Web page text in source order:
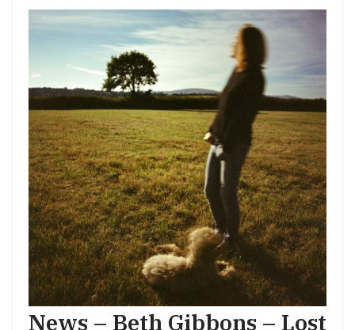
News – Beth Gibbons – Lost